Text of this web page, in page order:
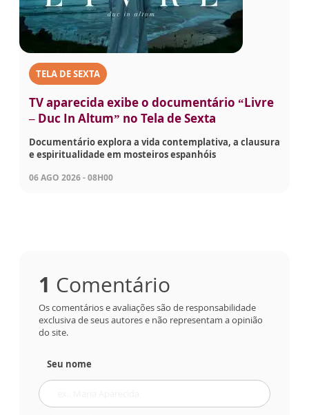
TELA DE SEXTA
TV aparecida exibe o documentário “Livre
– Duc In Altum” no Tela de Sexta
Documentário explora a vida contemplativa, a clausura
e espiritualidade em mosteiros espanhóis
06 AGO 2026 - 08H00
1 Comentário
Os comentários e avaliações são de responsabilidade
exclusiva de seus autores e não representam a opinião
do site.
Seu nome